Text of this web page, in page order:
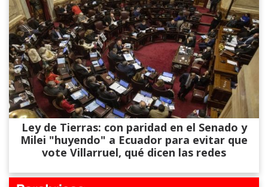
Ley de Tierras: con paridad en el Senado y
Milei "huyendo" a Ecuador para evitar que
vote Villarruel, qué dicen las redes